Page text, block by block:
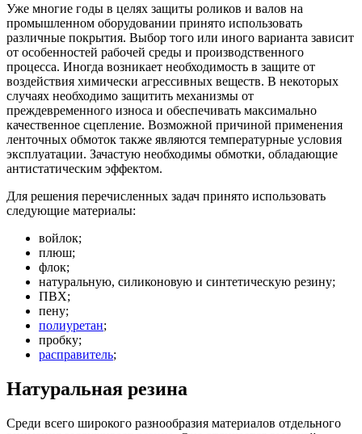
Уже многие годы в целях защиты роликов и валов на
промышленном оборудовании принято использовать
различные покрытия. Выбор того или иного варианта зависит
от особенностей рабочей среды и производственного
процесса. Иногда возникает необходимость в защите от
воздействия химически агрессивных веществ. В некоторых
случаях необходимо защитить механизмы от
преждевременного износа и обеспечивать максимально
качественное сцепление. Возможной причиной применения
ленточных обмоток также являются температурные условия
эксплуатации. Зачастую необходимы обмотки, обладающие
антистатическим эффектом.
Для решения перечисленных задач принято использовать
следующие материалы:
войлок;
плюш;
флок;
натуральную, силиконовую и синтетическую резину;
ПВХ;
пену;
полиуретан;
пробку;
расправитель;
Натуральная резина
Среди всего широкого разнообразия материалов отдельного